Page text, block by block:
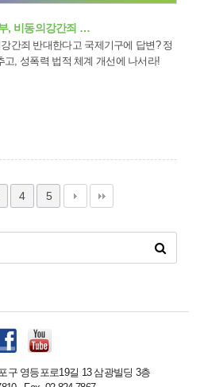
, 비동의강간죄 …
, 성폭력 법적 체계 개선에 나서라!
4 5
구 영등포로19길 13 삼광빌딩 3층